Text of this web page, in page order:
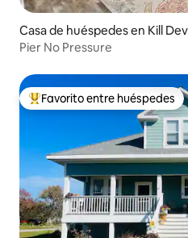
Casa de huéspedes en Kill
Pier No Pressure
Favorito entre los huéspedes
Favorito entre huéspedes